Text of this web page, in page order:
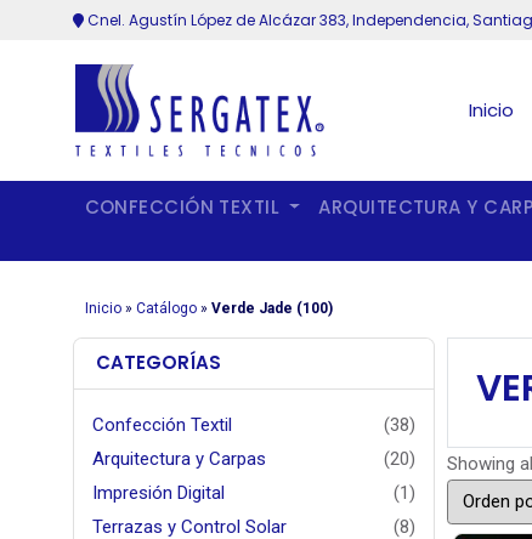
Cnel. Agustín López de Alcázar 383, Independencia,
Inicio
CONFECCIÓN TEXTIL ARQUITECTURA Y
Inicio» Catálogo» Verde Jade (100)
CATEGORÍAS
Confección Textil
(38)
Arquitectura y Carpas
(20)
Impresión Digital
(1)
Terrazas y Control Solar
(8)
Showing